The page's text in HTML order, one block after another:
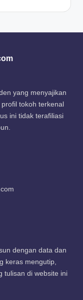
yang menyajikan
tokoh terkenal
ini tidak terafiliasi
dengan data dan
keras mengutip,
tulisan di website ini